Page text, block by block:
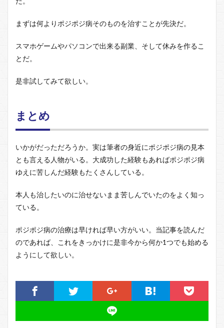
まずは何よりポジポジ病そのものを治すことが先決だ。
スマホゲームやパソコンで出来る副業、そして休みを作るこ
とだ。
是非試してみて欲しい。
まとめ
いかがだっただろうか。実は筆者の身近にポジポジ病の見本
とも言える人物がいる。大成功した経験もあればポジポジ病
ゆえに苦しんだ経験もたくさんしている。
本人も治したいのに治せないまま苦しんでいたのをよく知っ
ている。
ポジポジ病の治療は早ければ早い方がいい。当記事を読んだ
のであれば、これをきっかけに是非今から何か1つでも始める
ようにして欲しい。